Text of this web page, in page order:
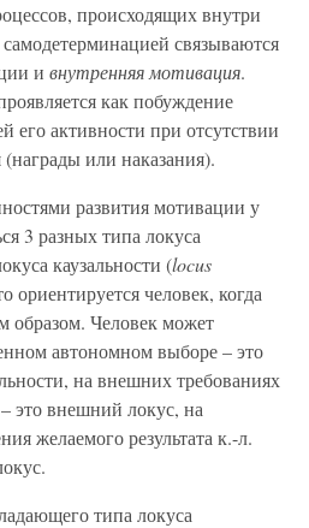
происходящих внутри
связываются
и внутренняя мотивация.
как побуждение
его активности при отсутствии
или наказания).
развития мотивации у
3 разных типа локуса
каузальности (locus
ориентируется человек, когда
образом. Человек может
автономном выборе – это
на внешних требованиях
это внешний локус, на
желаемого результата к.-л.
типа локуса